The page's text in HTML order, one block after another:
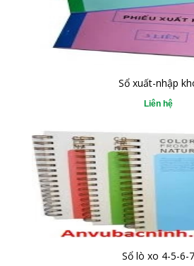
Sổ xuất-nhập
Liên hệ
Sổ lò xo 4-5-6-7